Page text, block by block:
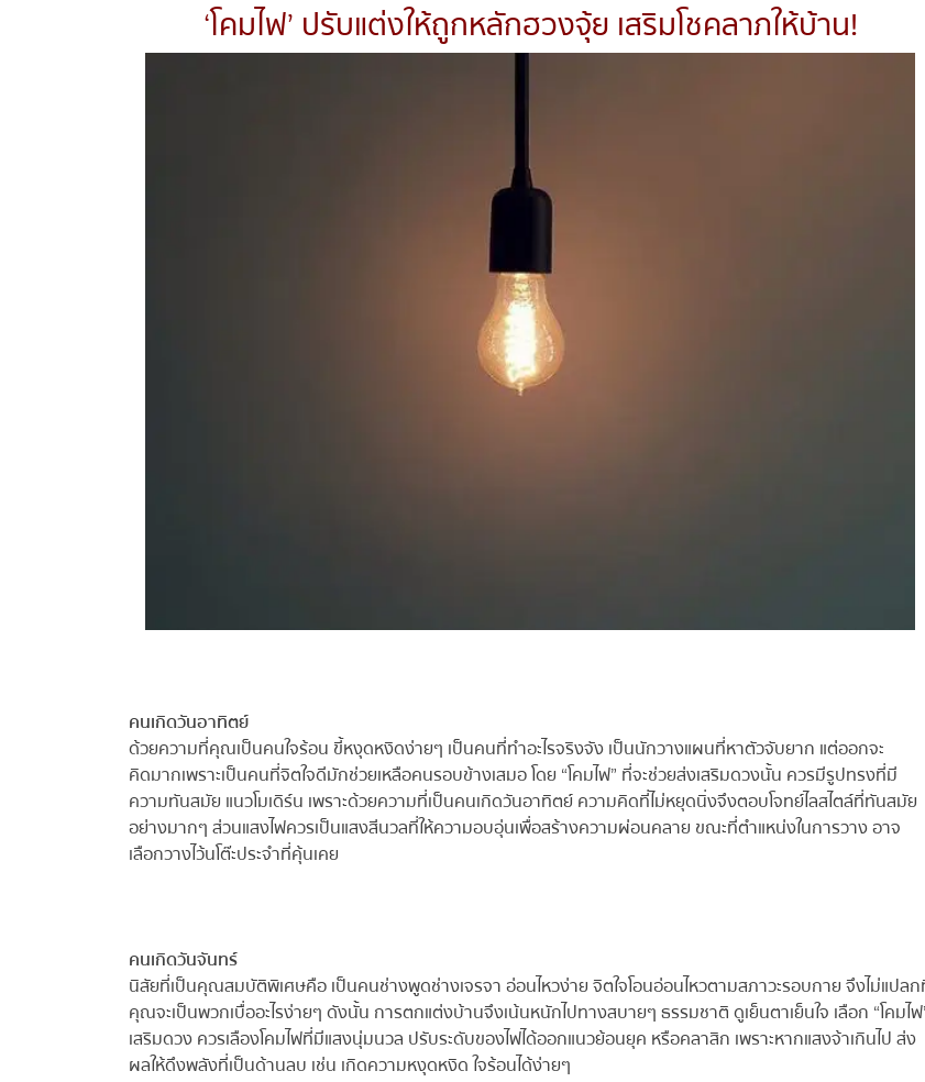
‘โคมไฟ’ ปรับแต่งให้ถูกหลักฮวงจุ้ย เสริมโชคลาภให้บ้าน!
คนเกิดวันอาทิตย์
ด้วยความที่คุณเป็นคนใจร้อน ขี้หงุดหงิดง่ายๆ เป็นคนที่ทำอะไรจริงจัง เป็นนักวางแผนที่หาตัวจับยาก แต่ออกจะ
คิดมากเพราะเป็นคนที่จิตใจดีมักช่วยเหลือคนรอบข้างเสมอ โดย “โคมไฟ” ที่จะช่วยส่งเสริมดวงนั้น ควรมีรูปทรงที่มี
ความทันสมัย แนวโมเดิร์น เพราะด้วยความที่เป็นคนเกิดวันอาทิตย์ ความคิดที่ไม่หยุดนิ่งจึงตอบโจทย์ไลสไตล์ที่ทันสมัย
อย่างมากๆ ส่วนแสงไฟควรเป็นแสงสีนวลที่ให้ความอบอุ่นเพื่อสร้างความผ่อนคลาย ขณะที่ตำแหน่งในการวาง อาจ
เลือกวางไว้นโต๊ะประจำที่คุ้นเคย
คนเกิดวันจันทร์
นิสัยที่เป็นคุณสมบัติพิเศษคือ เป็นคนช่างพูดช่างเจรจา อ่อนไหวง่าย จิตใจโอนอ่อนไหวตามสภาวะรอบกาย จึงไม่แปลกที่
คุณจะเป็นพวกเบื่ออะไรง่ายๆ ดังนั้น การตกแต่งบ้านจึงเน้นหนักไปทางสบายๆ ธรรมชาติ ดูเย็นตาเย็นใจ เลือก “โคมไฟ”
เสริมดวง ควรเลืองโคมไฟที่มีแสงนุ่มนวล ปรับระดับของไฟได้ออกแนวย้อนยุค หรือคลาสิก เพราะหากแสงจ้าเกินไป ส่ง
ผลให้ดึงพลังที่เป็นด้านลบ เช่น เกิดความหงุดหงิด ใจร้อนได้ง่ายๆ